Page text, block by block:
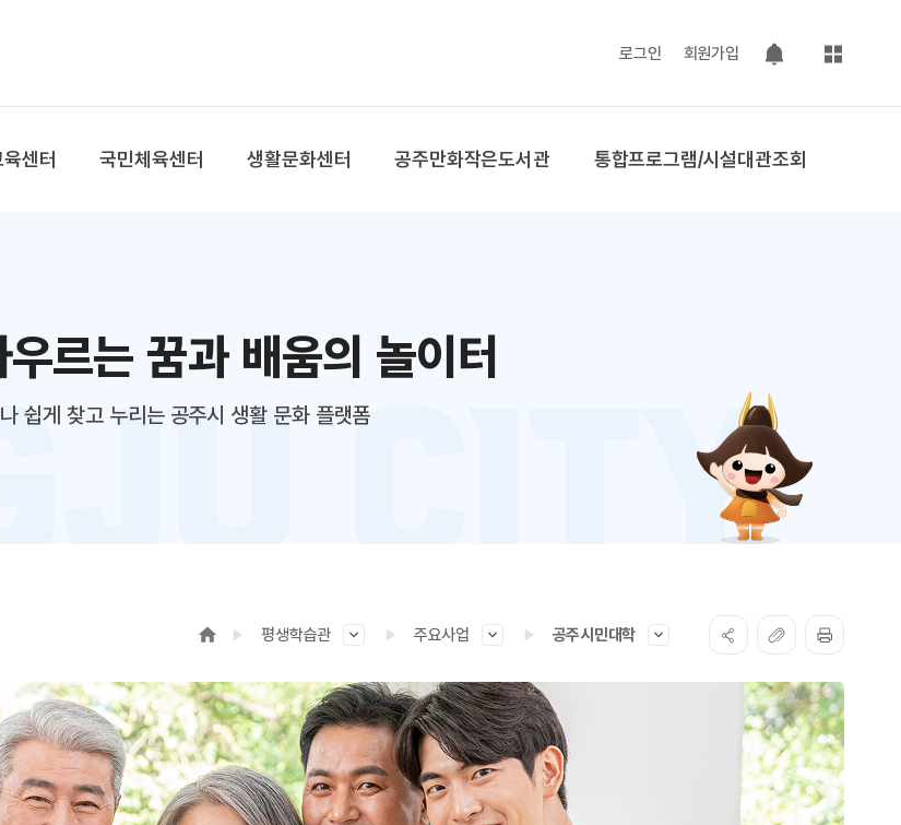
로그인 회원가입
팝업 열기
사이트맵
센터 국민체육센터 생활문화센터 공주만화작은도서관 통합프로그램/시설대관조회
르는 꿈과 배움의 놀이터
쉽게 찾고 누리는 공주시 생활 문화 플랫폼
평생학습관 주요사업 공주시민대학